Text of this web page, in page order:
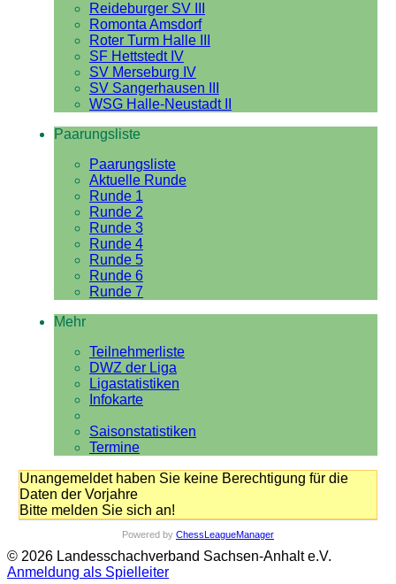
Reideburger SV III
Romonta Amsdorf
Roter Turm Halle III
SF Hettstedt IV
SV Merseburg IV
SV Sangerhausen III
WSG Halle-Neustadt II
Paarungsliste
Paarungsliste
Aktuelle Runde
Runde 1
Runde 2
Runde 3
Runde 4
Runde 5
Runde 6
Runde 7
Mehr
Teilnehmerliste
DWZ der Liga
Ligastatistiken
Infokarte
Saisonstatistiken
Termine
Unangemeldet haben Sie keine Berechtigung für die
Daten der Vorjahre
Bitte melden Sie sich an!
Powered by ChessLeagueManager
© 2026 Landesschachverband Sachsen-Anhalt e.V.
Anmeldung als Spielleiter